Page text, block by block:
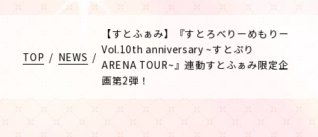
TOP / NEWS /
【すとふぁみ】『すとろべりーめもりー
Vol.10th anniversary ~すとぷり
ARENA TOUR~』連動すとふぁみ限定企
画第2弾！